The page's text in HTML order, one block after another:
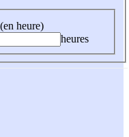
heure)
heures